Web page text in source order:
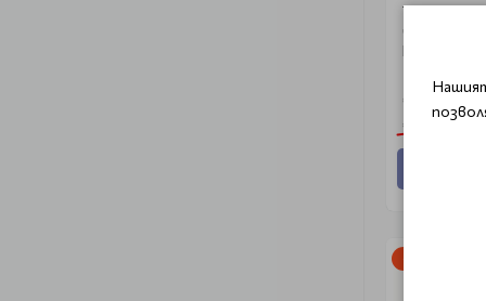
Тонер за
черна соя
Nourishing
€ 12.50
€ 25.00